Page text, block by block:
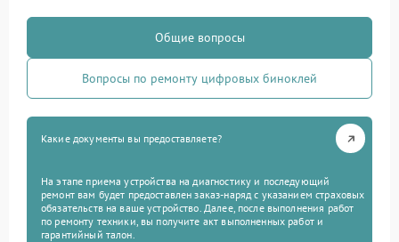
Общие вопросы
Вопросы по ремонту цифровых биноклей
Какие документы вы предоставляете?
На этапе приема устройства на диагностику и последующий
ремонт вам будет предоставлен заказ-наряд с указанием страховых
обязательств на ваше устройство. Далее, после выполнения работ
по ремонту техники, вы получите акт выполненных работ и
гарантийный талон.